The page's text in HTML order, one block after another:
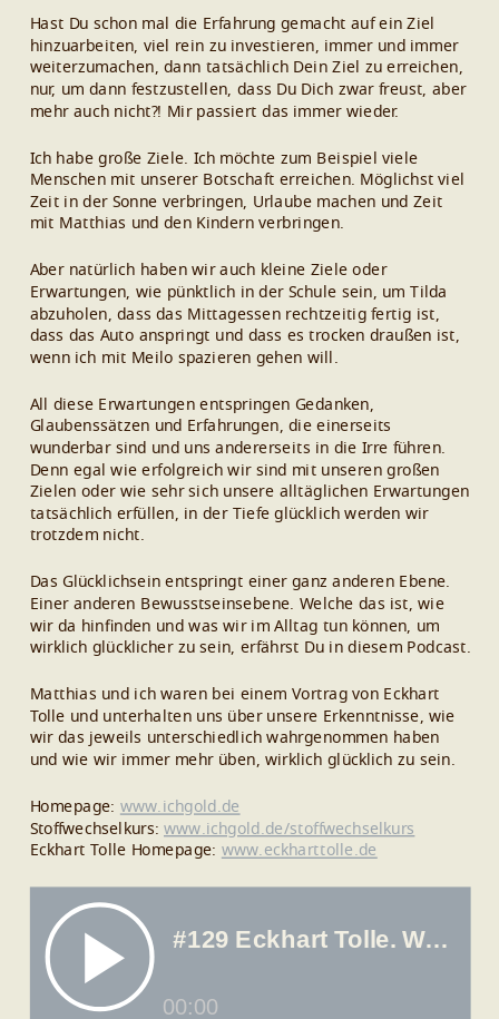
Hast Du schon mal die Erfahrung gemacht auf ein Ziel
hinzuarbeiten, viel rein zu investieren, immer und immer
weiterzumachen, dann tatsächlich Dein Ziel zu erreichen,
nur, um dann festzustellen, dass Du Dich zwar freust, aber
mehr auch nicht?! Mir passiert das immer wieder.
Ich habe große Ziele. Ich möchte zum Beispiel viele
Menschen mit unserer Botschaft erreichen. Möglichst viel
Zeit in der Sonne verbringen, Urlaube machen und Zeit
mit Matthias und den Kindern verbringen.
Aber natürlich haben wir auch kleine Ziele oder
Erwartungen, wie pünktlich in der Schule sein, um Tilda
abzuholen, dass das Mittagessen rechtzeitig fertig ist,
dass das Auto anspringt und dass es trocken draußen ist,
wenn ich mit Meilo spazieren gehen will.
All diese Erwartungen entspringen Gedanken,
Glaubenssätzen und Erfahrungen, die einerseits
wunderbar sind und uns andererseits in die Irre führen.
Denn egal wie erfolgreich wir sind mit unseren großen
Zielen oder wie sehr sich unsere alltäglichen Erwartungen
tatsächlich erfüllen, in der Tiefe glücklich werden wir
trotzdem nicht.
Das Glücklichsein entspringt einer ganz anderen Ebene.
Einer anderen Bewusstseinsebene. Welche das ist, wie
wir da hinfinden und was wir im Alltag tun können, um
wirklich glücklicher zu sein, erfährst Du in diesem Podcast.
Matthias und ich waren bei einem Vortrag von Eckhart
Tolle und unterhalten uns über unsere Erkenntnisse, wie
wir das jeweils unterschiedlich wahrgenommen haben
und wie wir immer mehr üben, wirklich glücklich zu sein.
Homepage: www.ichgold.de
Stoffwechselkurs:www.ichgold.de/stoffwechselkurs
Eckhart Tolle Homepage: www.eckharttolle.de